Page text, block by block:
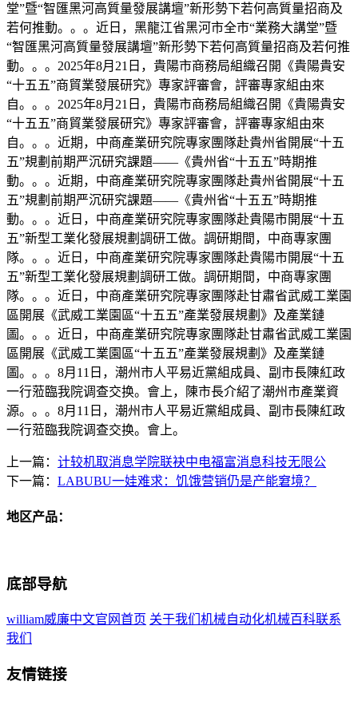
堂”暨“智匯黑河高質量發展講壇”新形勢下若何高質量招商及
若何推動。。。近日，黑龍江省黑河市全市“業務大講堂”暨
“智匯黑河高質量發展講壇”新形勢下若何高質量招商及若何推
動。。。2025年8月21日，貴陽市商務局組織召開《貴陽貴安
“十五五”商貿業發展研究》專家評審會，評審專家組由來
自。。。2025年8月21日，貴陽市商務局組織召開《貴陽貴安
“十五五”商貿業發展研究》專家評審會，評審專家組由來
自。。。近期，中商產業研究院專家團隊赴貴州省開展“十五
五”規劃前期严沉研究課題——《貴州省“十五五”時期推
動。。。近期，中商產業研究院專家團隊赴貴州省開展“十五
五”規劃前期严沉研究課題——《貴州省“十五五”時期推
動。。。近日，中商產業研究院專家團隊赴貴陽市開展“十五
五”新型工業化發展規劃調研工做。調研期間，中商專家團
隊。。。近日，中商產業研究院專家團隊赴貴陽市開展“十五
五”新型工業化發展規劃調研工做。調研期間，中商專家團
隊。。。近日，中商產業研究院專家團隊赴甘肅省武威工業園
區開展《武威工業園區“十五五”產業發展規劃》及產業鏈
圖。。。近日，中商產業研究院專家團隊赴甘肅省武威工業園
區開展《武威工業園區“十五五”產業發展規劃》及產業鏈
圖。。。8月11日，潮州市人平易近黨組成員、副市長陳紅政
一行蒞臨我院调查交换。會上，陳市長介紹了潮州市產業資
源。。。8月11日，潮州市人平易近黨組成員、副市長陳紅政
一行蒞臨我院调查交换。會上。
上一篇： 计较机取消息学院联袂中电福富消息科技无限公
下一篇： LABUBU一娃难求：饥饿营销仍是产能窘境？
地区产品：
底部导航
william威廉中文官网首页 关于我们 机械自动化机械百科联系
我们
友情链接